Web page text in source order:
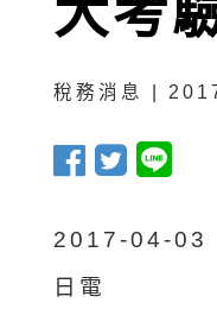
大考
稅務消息 |
2017-04-03
日電